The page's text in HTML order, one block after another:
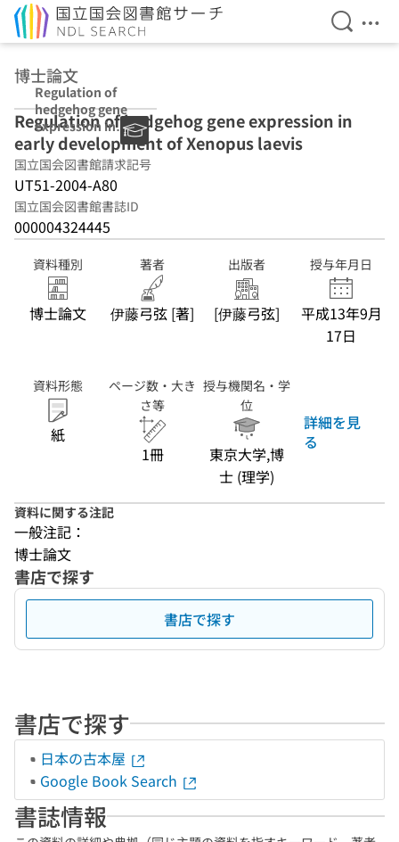
検索を
メ
博士論文
Regulation of
hedgehog gene
expression in
early
development of
Xenopus laevis
Regulation of hedgehog gene expression in
early development of Xenopus laevis
国立国会図書館請求記号
UT51-2004-A80
国立国会図書館書誌ID
000004324445
資料種別
博士論文
著者
伊藤弓弦 [著]
出版者
[伊藤弓弦]
授与年月日
平成13年9月
17日
資料形態
紙
ページ数・大き
さ等
1冊
授与機関名・学
位
東京大学,博
士 (理学)
詳細を見
る
資料に関する注記
一般注記：
博士論文
書店で探す
書店で探す
書店で探す
日本の古本屋
Google Book Search
書誌情報